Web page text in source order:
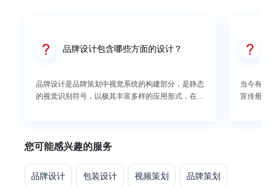
品牌设计包含哪些方面的设计？
品牌设计是品牌策划中视觉系统的构建部分，是静态
的视觉识别符号，以极其丰富多样的应用形式，在最
又是品牌核心竞争力提升的关键。LOGO属于企业自
(VIS)的核心，是企业系统的重要组成部分，也就是
VI)，是大众传播过程中的一个统一的视觉符号。2、
当今有一
宣传册设
您可能感兴趣的服务
品牌设计 包装设计 视频策划 品牌策划